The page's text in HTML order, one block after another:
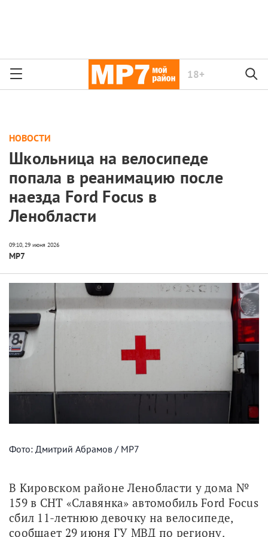
18+
НОВОСТИ
Школьница на велосипеде
попала в реанимацию после
наезда Ford Focus в
Ленобласти
МР7
Фото: Дмитрий Абрамов / МР7
В Кировском районе Ленобласти у дома №
159 в СНТ «Славянка» автомобиль Ford Focus
сбил 11-летнюю девочку на велосипеде,
сообщает 29 июня ГУ МВД по региону.